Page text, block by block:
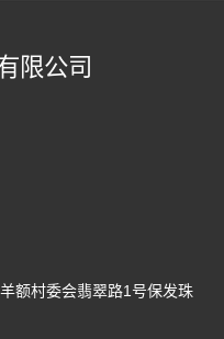
限公司
额村委会翡翠路1号保发珠